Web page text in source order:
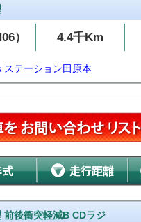
） 4.4千Km
ステーション田原本
前後衝突軽減B CDラジ